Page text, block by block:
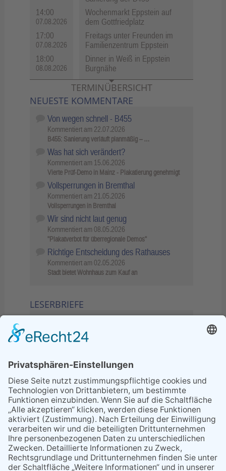
14:00
07.08.2026
Wochenmarkt Eppstein auf
dem Gottfriedplatz
17:00
07.08.2026
Freitags unter Freunden im
Familienzentrum Eppstein
18:00
08.08.2026
Dinner in Weiß in Eppstein
Burgnähe
TERMINÜBERSICHT
NEUESTE KOMMENTARE
Von wegen schnell - B455
Kommentiert am 22.07.2026
B455: Sanierung verläuft planmäßig – …
Was hat sich verändert?
Kommentiert am 15.06.2026
Vierte Prüf-Demo in Mainz - Plakatierung genehmigt
Vollsperrungen in Bremthal
Kommentiert am 21.05.2026
Vollsperrungen in Bremthal
Wir sind nicht laut genug
Kommentiert am 08.05.2026
"Plakatverbot für überregionale Demos"
Richtige Entscheidung des Rathauses
Kommentiert am 02.05.2026
Stadt bietet Wohnhaus zum Kauf an
LESERBRIEFE
Sperrung B455: Kleiner
Grenzverkehr statt weite Wege
21.04.2026
Wenn Bahn-Computer nicht
miteinander kommunizieren
11.03.2026
"Plakatverbot für überregionale
Demos"
04.02.2026
Gelbe Tonne – Ein kleiner Blick
über den Tellerand
04.02.2026